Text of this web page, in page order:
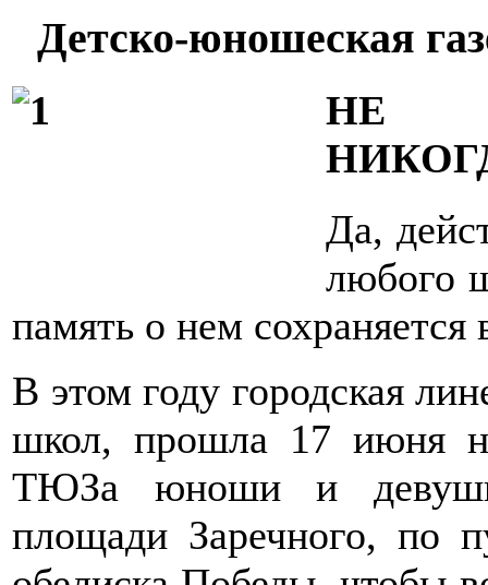
Детско-юношеская
НЕ
Да,
любого
память о нем сохраняется
В этом году городская
школ, прошла 17 июня
ТЮЗа юноши и
площади Заречного, по